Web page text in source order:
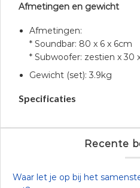
Afmetingen en gewicht
Afmetingen:
* Soundbar: 80 x 6 x 6cm
* Subwoofer: zestien x 30
Gewicht (set): 3.9kg
Specificaties
Recente
Waar let je op bij het